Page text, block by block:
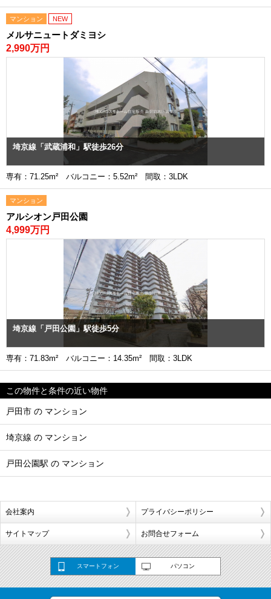
マンション NEW
メルサニュートダミヨシ
2,990万円
埼京線「武蔵浦和」駅徒歩26分
専有：71.25m² バルコニー：5.52m² 間取：3LDK
マンション
アルシオン戸田公園
4,999万円
埼京線「戸田公園」駅徒歩5分
専有：71.83m² バルコニー：14.35m² 間取：3LDK
この物件と条件の近い物件
戸田市 の マンション
埼京線 の マンション
戸田公園駅 の マンション
会社案内 プライバシーポリシー
サイトマップ お問合せフォーム
スマートフォン パソコン